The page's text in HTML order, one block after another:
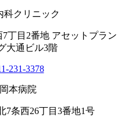
科クリニック
丁目2番地 アセットプラン
大通ビル3階
231-3378
岡本病院
7条西26丁目3番地1号